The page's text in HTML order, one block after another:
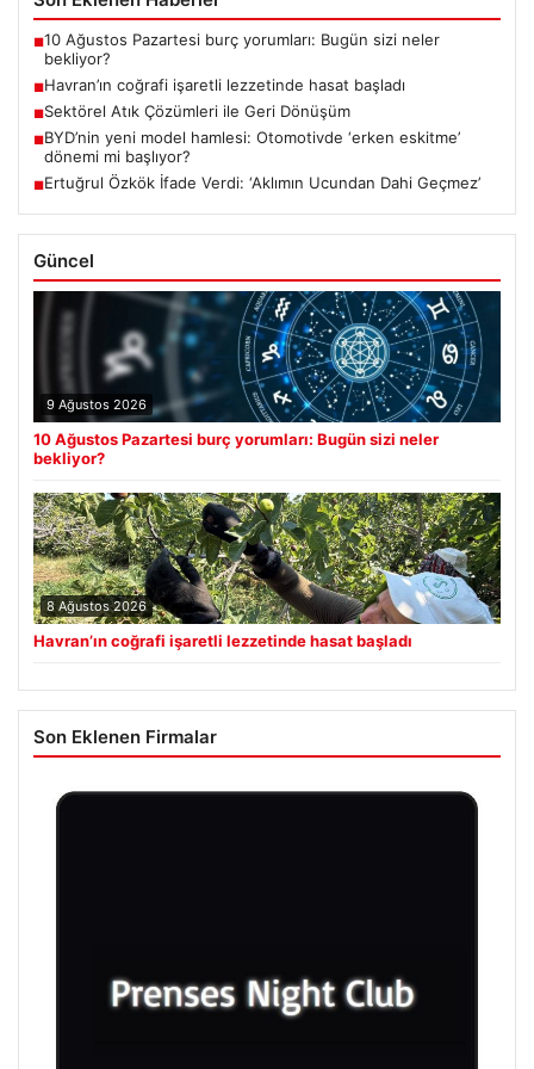
■10 Ağustos Pazartesi burç yorumları: Bugün sizi neler
bekliyor?
■Havran’ın coğrafi işaretli lezzetinde hasat başladı
■Sektörel Atık Çözümleri ile Geri Dönüşüm
■BYD’nin yeni model hamlesi: Otomotivde ‘erken eskitme’
dönemi mi başlıyor?
■Ertuğrul Özkök İfade Verdi: ‘Aklımın Ucundan Dahi Geçmez’
Güncel
9 Ağustos 2026
10 Ağustos Pazartesi burç yorumları: Bugün sizi neler
bekliyor?
8 Ağustos 2026
Havran’ın coğrafi işaretli lezzetinde hasat başladı
Son Eklenen Firmalar